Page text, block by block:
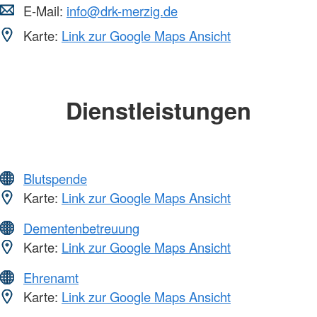
E-Mail: info@drk-merzig.de
Karte: Link zur Google Maps Ansicht
Dienstleistungen
Blutspende
Karte: Link zur Google Maps Ansicht
Dementenbetreuung
Karte: Link zur Google Maps Ansicht
Ehrenamt
Karte: Link zur Google Maps Ansicht